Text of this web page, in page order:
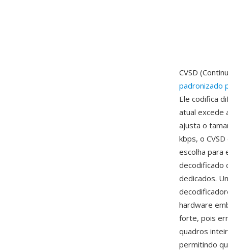
CVSD
padronizado
Ele codifica
atual excede
ajusta o
kbps, o
escolha para
decodificado
dedicados.
hardware
forte, pois
quadros
permitindo